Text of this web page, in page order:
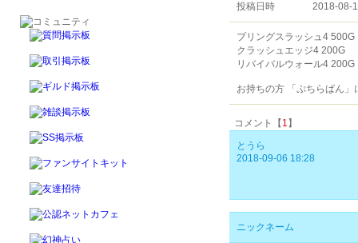
投稿日時
2018-08-
プリングスラッシュ4 500G
クラッシュエッジ4 200G
リバイバルウォール4 200G
お持ちの方 「ぷちらぱん
コメント【 1 】
とうら
2018-09-06 18:28
ニックネーム